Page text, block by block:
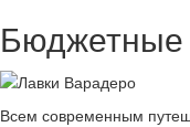
Бюджетные
Всем современным